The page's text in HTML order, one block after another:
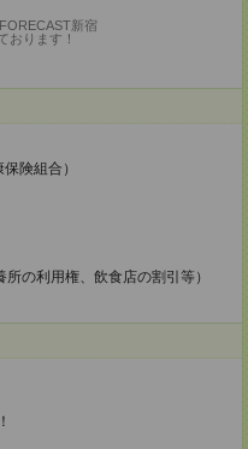
新宿
おります！
険組合）
の利用権、飲食店の割引等）